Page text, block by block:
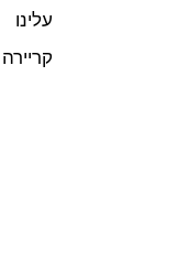
עלינו
קריירה